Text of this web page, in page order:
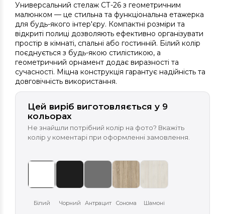
Универсальний стелаж СТ-26 з геометричним
малюнком — це стильна та функціональна етажерка
для будь-якого інтер'єру. Компактні розміри та
відкриті полиці дозволяють ефективно організувати
простір в кімнаті, спальні або гостинній. Білий колір
поєднується з будь-якою стилістикою, а
геометричний орнамент додає виразності та
сучасності. Міцна конструкція гарантує надійність та
довговічність використання.
Цей виріб виготовляється у 9
кольорах
Не знайшли потрібний колір на фото? Вкажіть
колір у коментарі при оформленні замовлення.
Білий Чорний Антрацит Сонома Шамоні